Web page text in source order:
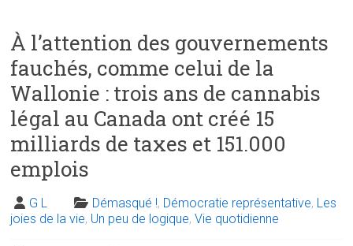
À l’attention des gouvernements
fauchés, comme celui de la
Wallonie : trois ans de cannabis
légal au Canada ont créé 15
milliards de taxes et 151.000
emplois
G L Démasqué !, Démocratie représentative, Les
joies de la vie, Un peu de logique,Vie quotidienne